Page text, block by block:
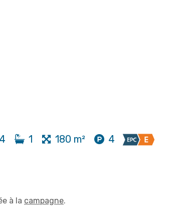
4 1 180 m² 4
à la campagne.